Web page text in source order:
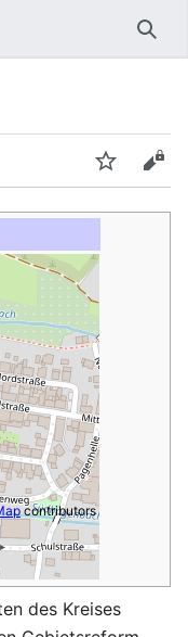
contributors
des Kreises